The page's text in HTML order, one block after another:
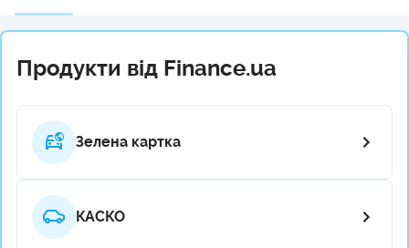
Продукти від Finance.ua
Зелена картка
КАСКО